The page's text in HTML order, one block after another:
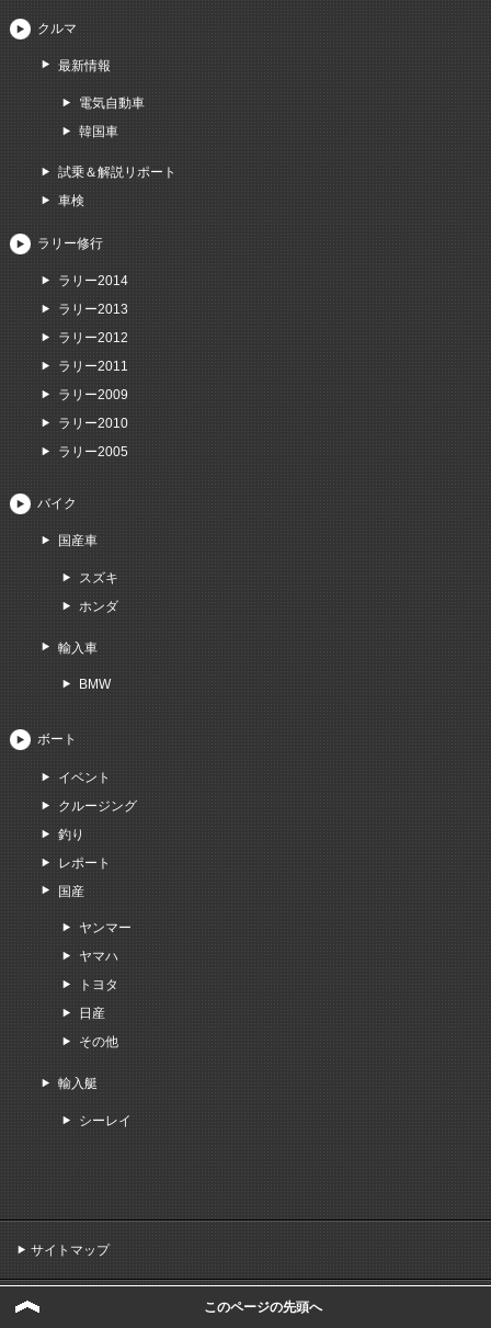
クルマ
最新情報
電気自動車
韓国車
試乗＆解説リポート
車検
ラリー修行
ラリー2014
ラリー2013
ラリー2012
ラリー2011
ラリー2009
ラリー2010
ラリー2005
バイク
国産車
スズキ
ホンダ
輸入車
BMW
ボート
イベント
クルージング
釣り
レポート
国産
ヤンマー
ヤマハ
トヨタ
日産
その他
輸入艇
シーレイ
サイトマップ
Copyright (C) 2026 自動車評論家 国沢光宏
このページの先頭へ